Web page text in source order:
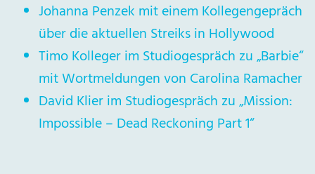
Johanna Penzek mit einem Kollegengepräch
über die aktuellen Streiks in Hollywood
Timo Kolleger im Studiogespräch zu „Barbie“
mit Wortmeldungen von Carolina Ramacher
David Klier im Studiogespräch zu „Mission:
Impossible – Dead Reckoning Part 1“